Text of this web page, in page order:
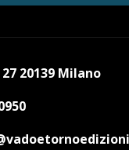
20139 Milano